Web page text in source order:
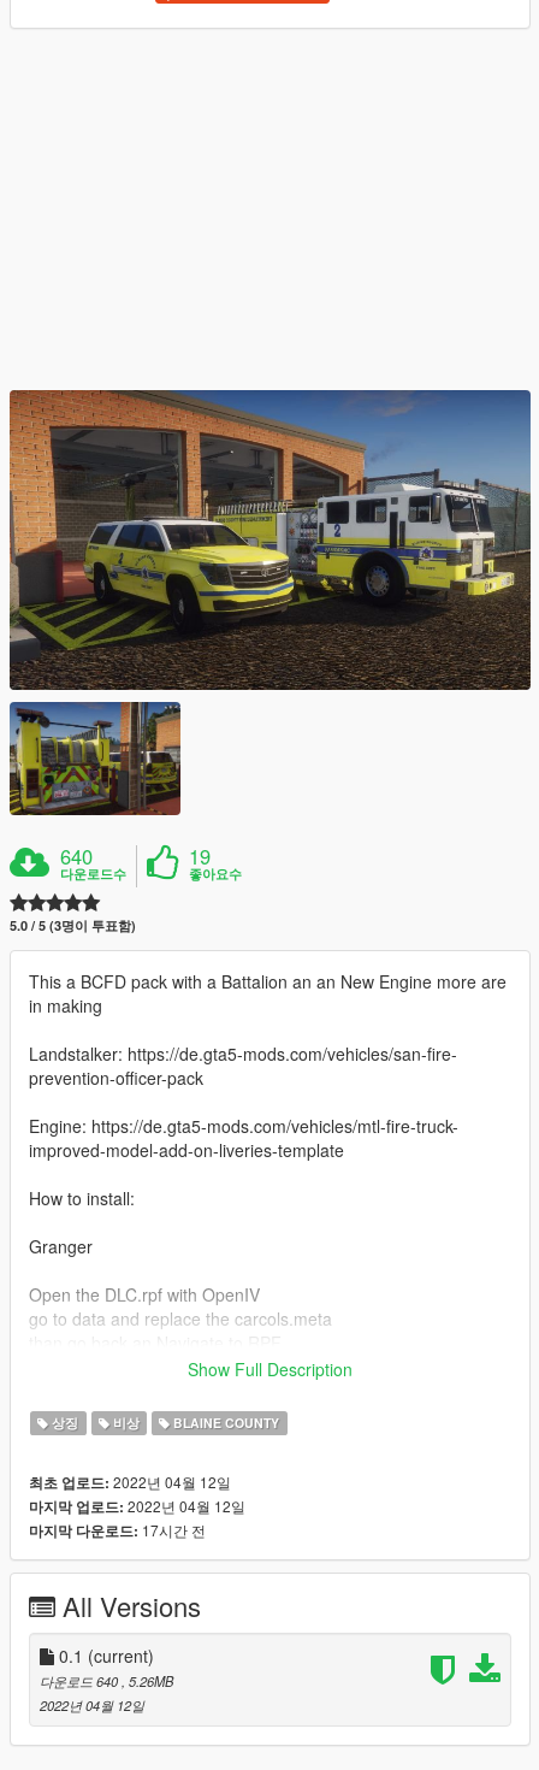
640
다운로드수
19
좋아요수
5.0 / 5 (3명이 투표함)
This a BCFD pack with a Battalion an an New Engine more are
in making
Landstalker: https://de.gta5-mods.com/vehicles/san-fire-
prevention-officer-pack
Engine: https://de.gta5-mods.com/vehicles/mtl-fire-truck-
improved-model-add-on-liveries-template
How to install:
Granger
Open the DLC.rpf with OpenIV
go to data and replace the carcols.meta
open the Vehicles.rpf
now replayce the granger_sign_1 and generic_lightbar_rbwa
Open the DLC.rpf with OpenIV
go to x64 >levels > gta5> vehicles and open the Vehicles.rpf
now open firetruk2.ytd and replace fire_sign_1
Show Full Description
상징 비상 BLAINE COUNTY
최초 업로드: 2022년 04월 12일
마지막 업로드: 2022년 04월 12일
마지막 다운로드: 17시간 전
All Versions
0.1 (current)
다운로드 640 , 5.26MB
2022년 04월 12일